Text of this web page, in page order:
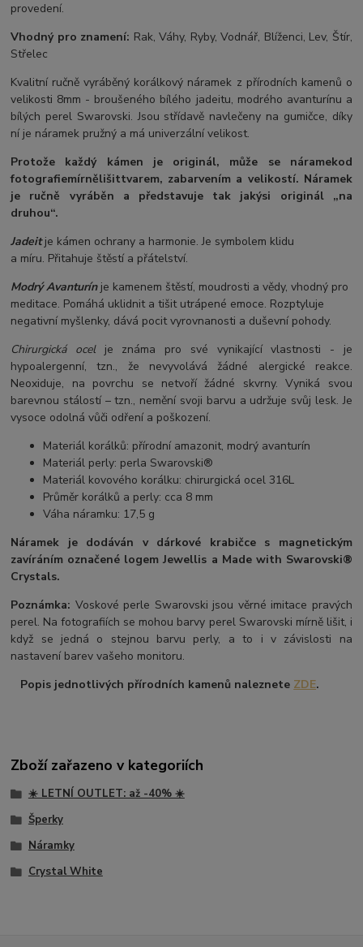
provedení.
Vhodný pro znamení: Rak, Váhy, Ryby, Vodnář, Blíženci, Lev, Štír,
Střelec
Kvalitní ručně vyráběný korálkový náramek z přírodních kamenů o
velikosti 8mm - broušeného bílého jadeitu, modrého avanturínu a
bílých perel Swarovski. Jsou střídavě navlečeny na gumičce, díky
ní je náramek pružný a má univerzální velikost.
Protože každý kámen je originál, může se náramekod
fotografiemírnělišittvarem, zabarvením a velikostí. Náramek
je ručně vyráběn a představuje tak jakýsi originál „na
druhou“.
Jadeitje kámen ochrany a harmonie. Je symbolem klidu
a míru. Přitahuje štěstí a přátelství.
Modrý Avanturínje kamenem štěstí, moudrosti a vědy, vhodný pro
meditace. Pomáhá uklidnit a tišit utrápené emoce. Rozptyluje
negativní myšlenky, dává pocit vyrovnanosti a duševní pohody.
Chirurgická ocelje známa pro své vynikající vlastnosti - je
hypoalergenní, tzn., že nevyvolává žádné alergické reakce.
Neoxiduje, na povrchu se netvoří žádné skvrny. Vyniká svou
barevnou stálostí – tzn., nemění svoji barvu a udržuje svůj lesk. Je
vysoce odolná vůči odření a poškození.
Materiál korálků: přírodní amazonit, modrý avanturín
Materiál perly: perla Swarovski®
Materiál kovového korálku: chirurgická ocel 316L
Průměr korálků a perly: cca 8 mm
Váha náramku: 17,5 g
Náramek je dodáván v dárkové krabičce s magnetickým
zavíráním označené logem Jewellis a Made with Swarovski®
Crystals.
Poznámka: Voskové perle Swarovski jsou věrné imitace pravých
perel. Na fotografiích se mohou barvy perel Swarovski mírně lišit, i
když se jedná o stejnou barvu perly, a to i v závislosti na
nastavení barev vašeho monitoru.
Popis jednotlivých přírodních kamenů naleznete ZDE.
Zboží zařazeno v kategoriích
☀️ LETNÍ OUTLET: až -40% ☀️
Šperky
Náramky
Crystal White